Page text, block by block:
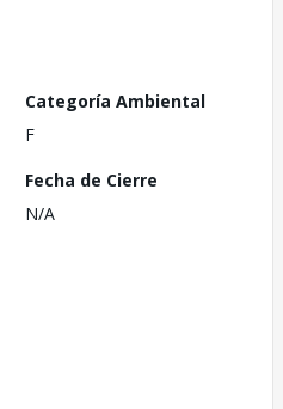
Categoría Ambiental
F
Fecha de Cierre
N/A